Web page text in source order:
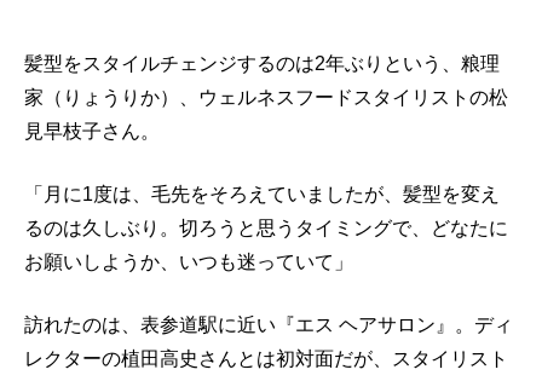
髪型をスタイルチェンジするのは2年ぶりという、粮理
家（りょうりか）、ウェルネスフードスタイリストの松
見早枝子さん。
「月に1度は、毛先をそろえていましたが、髪型を変え
るのは久しぶり。切ろうと思うタイミングで、どなたに
お願いしようか、いつも迷っていて」
訪れたのは、表参道駅に近い『エス ヘアサロン』。ディ
レクターの植田高史さんとは初対面だが、スタイリスト